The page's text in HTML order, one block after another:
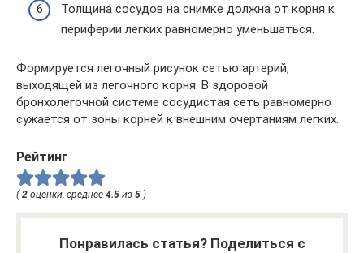
Толщина сосудов на снимке должна от корня к
периферии легких равномерно уменьшаться.
Формируется легочный рисунок сетью артерий,
выходящей из легочного корня. В здоровой
бронхолегочной системе сосудистая сеть равномерно
сужается от зоны корней к внешним очертаниям легких.
Рейтинг
( 2 оценки, среднее 4.5 из 5 )
Понравилась статья? Поделиться с